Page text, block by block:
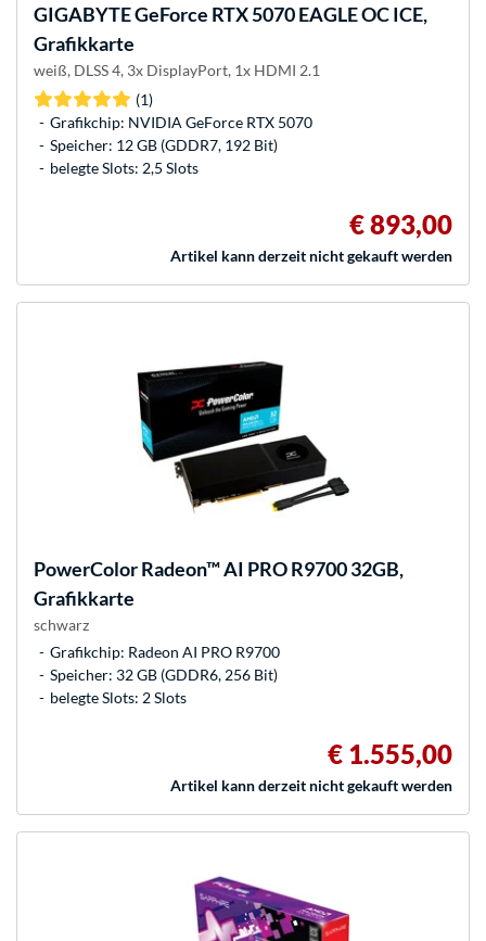
GIGABYTEGeForce RTX 5070 EAGLE OC ICE,
Grafikkarte
weiß, DLSS 4, 3x DisplayPort, 1x HDMI 2.1
(1)
Grafikchip: NVIDIA GeForce RTX 5070
Speicher: 12 GB (GDDR7, 192 Bit)
belegte Slots: 2,5 Slots
€ 893,00
Artikel kann derzeit nicht gekauft werden
PowerColorRadeon™ AI PRO R9700 32GB,
Grafikkarte
schwarz
Grafikchip: Radeon AI PRO R9700
Speicher: 32 GB (GDDR6, 256 Bit)
belegte Slots: 2 Slots
€ 1.555,00
Artikel kann derzeit nicht gekauft werden